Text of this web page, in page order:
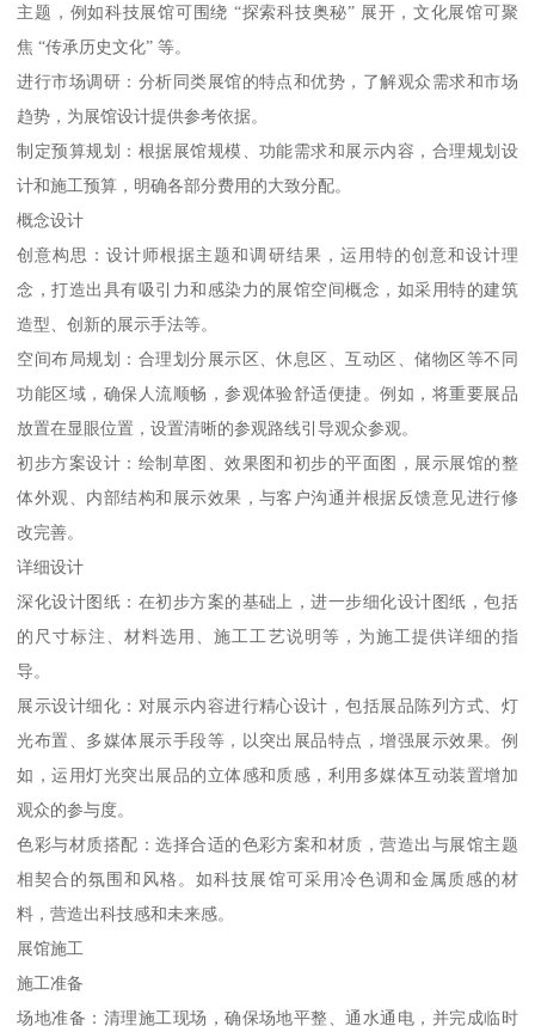
主题，例如科技展馆可围绕 “探索科技奥秘” 展开，文化展馆可聚
焦 “传承历史文化” 等。
进行市场调研：分析同类展馆的特点和优势，了解观众需求和市场
趋势，为展馆设计提供参考依据。
制定预算规划：根据展馆规模、功能需求和展示内容，合理规划设
计和施工预算，明确各部分费用的大致分配。
概念设计
创意构思：设计师根据主题和调研结果，运用特的创意和设计理
念，打造出具有吸引力和感染力的展馆空间概念，如采用特的建筑
造型、创新的展示手法等。
空间布局规划：合理划分展示区、休息区、互动区、储物区等不同
功能区域，确保人流顺畅，参观体验舒适便捷。例如，将重要展品
放置在显眼位置，设置清晰的参观路线引导观众参观。
初步方案设计：绘制草图、效果图和初步的平面图，展示展馆的整
体外观、内部结构和展示效果，与客户沟通并根据反馈意见进行修
改完善。
详细设计
深化设计图纸：在初步方案的基础上，进一步细化设计图纸，包括
的尺寸标注、材料选用、施工工艺说明等，为施工提供详细的指
导。
展示设计细化：对展示内容进行精心设计，包括展品陈列方式、灯
光布置、多媒体展示手段等，以突出展品特点，增强展示效果。例
如，运用灯光突出展品的立体感和质感，利用多媒体互动装置增加
观众的参与度。
色彩与材质搭配：选择合适的色彩方案和材质，营造出与展馆主题
相契合的氛围和风格。如科技展馆可采用冷色调和金属质感的材
料，营造出科技感和未来感。
展馆施工
施工准备
场地准备：清理施工现场，确保场地平整、通水通电，并完成临时